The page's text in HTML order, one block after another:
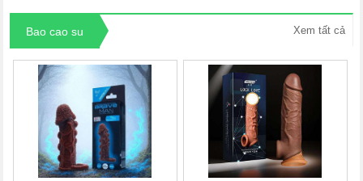
Bao cao su Xem tất cả